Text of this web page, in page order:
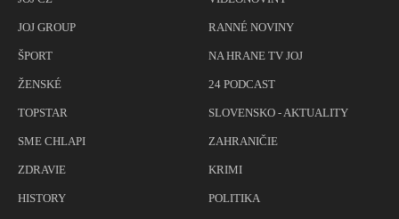
JOJ GROUP
ŠPORT
ŽENSKÉ
TOPSTAR
SME CHLAPI
ZDRAVIE
HISTORY
RANNÉ NOVINY
NA HRANE TV JOJ
24 PODCAST
SLOVENSKO - AKTUALITY
ZAHRANIČIE
KRIMI
POLITIKA